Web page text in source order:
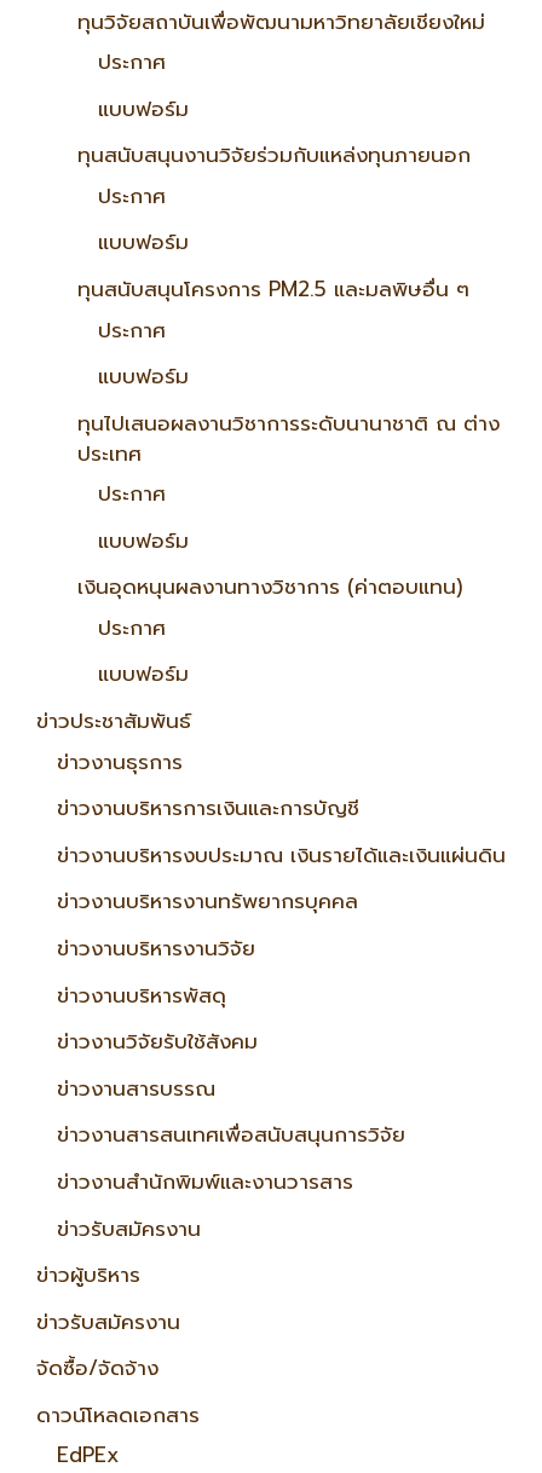
ทุนวิจัยสถาบันเพื่อพัฒนามหาวิทยาลัยเชียงใหม่
ประกาศ
แบบฟอร์ม
ทุนสนับสนุนงานวิจัยร่วมกับแหล่งทุนภายนอก
ประกาศ
แบบฟอร์ม
ทุนสนับสนุนโครงการ PM2.5 และมลพิษอื่น ๆ
ประกาศ
แบบฟอร์ม
ทุนไปเสนอผลงานวิชาการระดับนานาชาติ ณ ต่าง
ประเทศ
ประกาศ
แบบฟอร์ม
เงินอุดหนุนผลงานทางวิชาการ (ค่าตอบแทน)
ประกาศ
แบบฟอร์ม
ข่าวประชาสัมพันธ์
ข่าวงานธุรการ
ข่าวงานบริหารการเงินและการบัญชี
ข่าวงานบริหารงบประมาณ เงินรายได้และเงินแผ่นดิน
ข่าวงานบริหารงานทรัพยากรบุคคล
ข่าวงานบริหารงานวิจัย
ข่าวงานบริหารพัสดุ
ข่าวงานวิจัยรับใช้สังคม
ข่าวงานสารบรรณ
ข่าวงานสารสนเทศเพื่อสนับสนุนการวิจัย
ข่าวงานสำนักพิมพ์และงานวารสาร
ข่าวรับสมัครงาน
ข่าวผู้บริหาร
ข่าวรับสมัครงาน
จัดซื้อ/จัดจ้าง
ดาวน์โหลดเอกสาร
EdPEx